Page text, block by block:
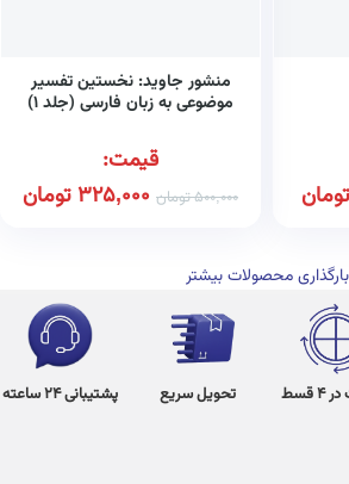
تومان
منشور جاوید: نخستین تفسیر
موضوعی به زبان فارسی (جلد ۱)
قیمت:
500,000تومان 325,000تومان
بارگذاری محصولات بیشتر
قسط تحویل سریع پشتیبانی 24 ساعته